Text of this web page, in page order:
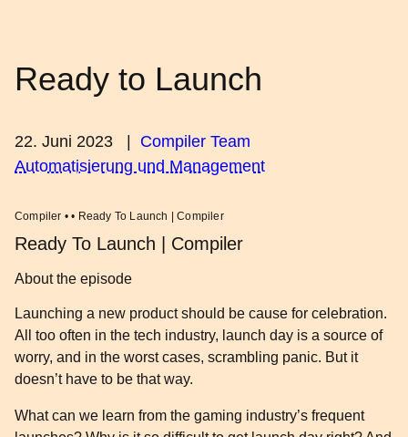
Ready to Launch
22. Juni 2023
Compiler Team
Automatisierung und Management
Compiler • • Ready To Launch | Compiler
Ready To Launch | Compiler
About the episode
Launching a new product should be cause for celebration.
All too often in the tech industry, launch day is a source of
worry, and in the worst cases, scrambling panic. But it
doesn’t have to be that way.
What can we learn from the gaming industry’s frequent